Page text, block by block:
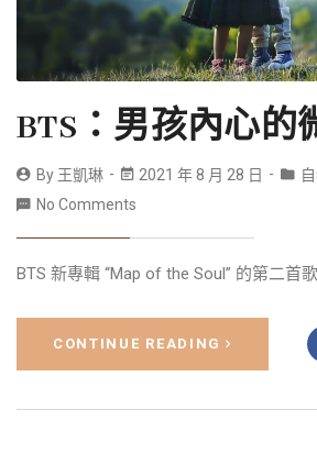
BTS：男孩內心的
By 王凱琳 2021 年 8 月 28 日
No Comments
BTS 新專輯 “Map of the Soul” 的第二首
CONTINUE READING